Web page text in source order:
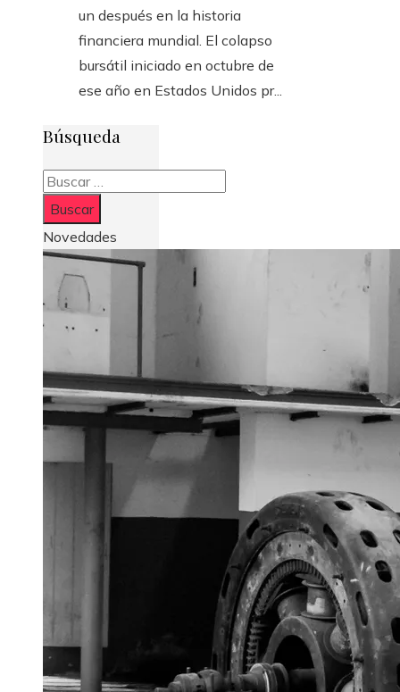
un después en la historia
financiera mundial. El colapso
bursátil iniciado en octubre de
ese año en Estados Unidos pr...
Búsqueda
Buscar:
Novedades